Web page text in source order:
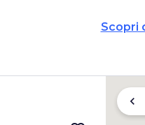
Scopri
chevron_left